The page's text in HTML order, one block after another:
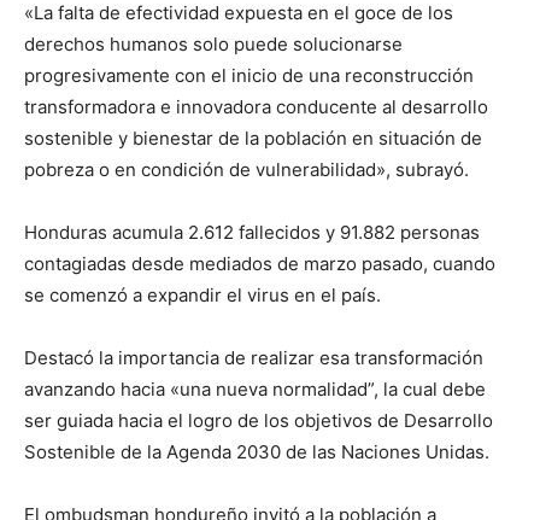
«La falta de efectividad expuesta en el goce de los
derechos humanos solo puede solucionarse
progresivamente con el inicio de una reconstrucción
transformadora e innovadora conducente al desarrollo
sostenible y bienestar de la población en situación de
pobreza o en condición de vulnerabilidad», subrayó.
Honduras acumula 2.612 fallecidos y 91.882 personas
contagiadas desde mediados de marzo pasado, cuando
se comenzó a expandir el virus en el país.
Destacó la importancia de realizar esa transformación
avanzando hacia «una nueva normalidad”, la cual debe
ser guiada hacia el logro de los objetivos de Desarrollo
Sostenible de la Agenda 2030 de las Naciones Unidas.
El ombudsman hondureño invitó a la población a